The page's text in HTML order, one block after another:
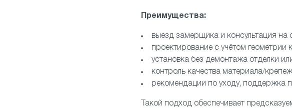
Преимущества:
выезд замерщика и консультация на
проектирование с учётом геометрии
установка без демонтажа отделки
контроль качества материала/
рекомендации по уходу, поддержка
Такой подход обеспечивает